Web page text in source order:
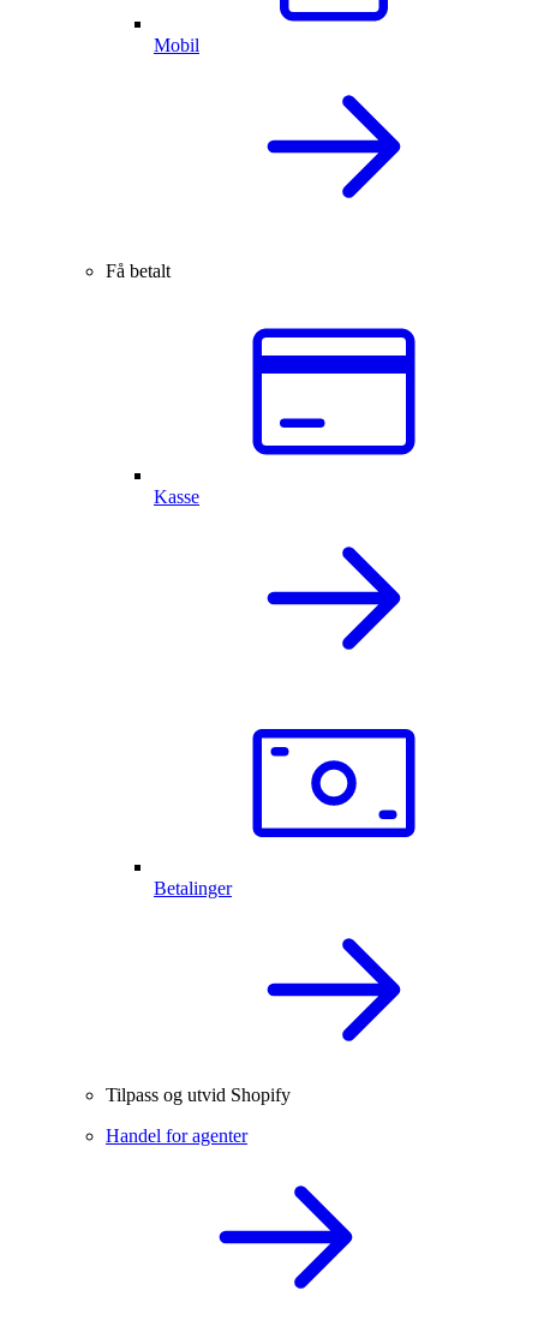
Mobil
Få betalt
Kasse
Betalinger
Tilpass og utvid Shopify
Handel for agenter